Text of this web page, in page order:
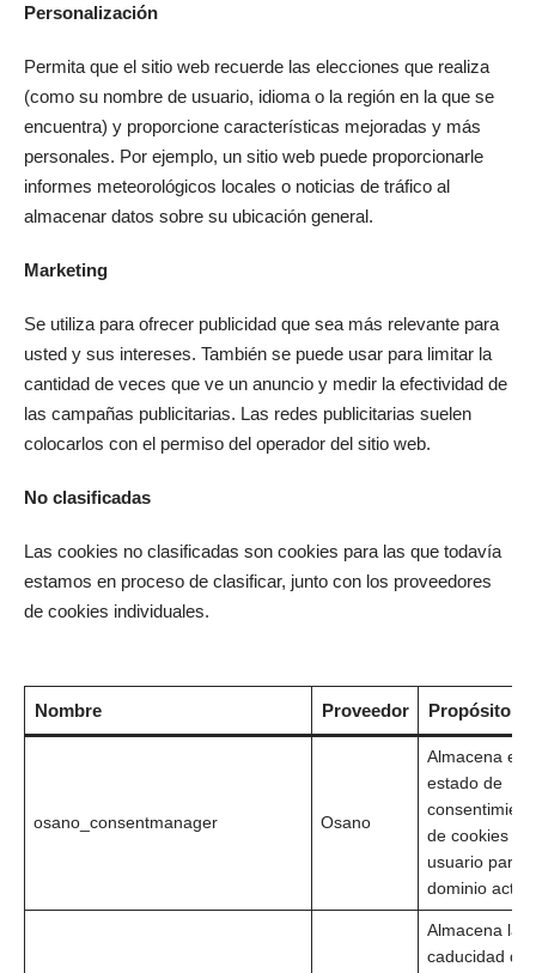
Personalización
Permita que el sitio web recuerde las elecciones que realiza
(como su nombre de usuario, idioma o la región en la que se
encuentra) y proporcione características mejoradas y más
personales. Por ejemplo, un sitio web puede proporcionarle
informes meteorológicos locales o noticias de tráfico al
almacenar datos sobre su ubicación general.
Marketing
Se utiliza para ofrecer publicidad que sea más relevante para
usted y sus intereses. También se puede usar para limitar la
cantidad de veces que ve un anuncio y medir la efectividad de
las campañas publicitarias. Las redes publicitarias suelen
colocarlos con el permiso del operador del sitio web.
No clasificadas
Las cookies no clasificadas son cookies para las que todavía
estamos en proceso de clasificar, junto con los proveedores
de cookies individuales.
Nombre Proveedor Propósito
osano_consentmanager Osano
Almacena el
estado de
de cookies del
usuario para
dominio actual
Almacena la
caducidad del